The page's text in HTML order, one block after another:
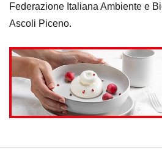
Federazione Italiana Ambiente e
Ascoli Piceno.